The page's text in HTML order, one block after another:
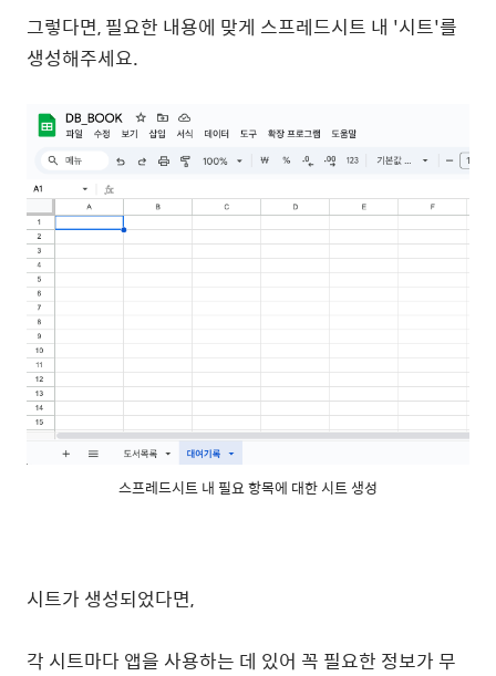
그렇다면, 필요한 내용에 맞게 스프레드시트 내 '시트'를
생성해주세요.
스프레드시트 내 필요 항목에 대한 시트 생성
시트가 생성되었다면,
각 시트마다 앱을 사용하는 데 있어 꼭 필요한 정보가 무